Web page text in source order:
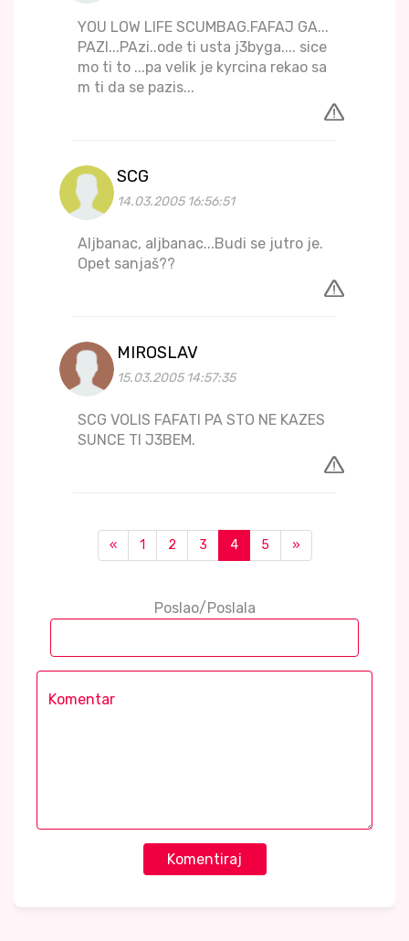
YOU LOW LIFE SCUMBAG.FAFAJ GA...
PAZI...PAzi..ode ti usta j3byga.... sice
mo ti to ...pa velik je kyrcina rekao sa
m ti da se pazis...
SCG
14.03.2005 16:56:51
Aljbanac, aljbanac...Budi se jutro je.
Opet sanjaš??
MIROSLAV
15.03.2005 14:57:35
SCG VOLIS FAFATI PA STO NE KAZES
SUNCE TI J3BEM.
« 1 2 3 4 5 »
Poslao/Poslala
Komentiraj